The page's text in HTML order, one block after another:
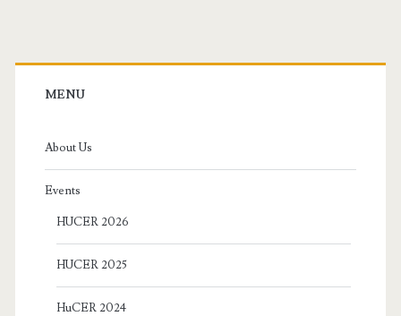
Primary
Sidebar
MENU
About Us
Events
HUCER 2026
HUCER 2025
HuCER 2024